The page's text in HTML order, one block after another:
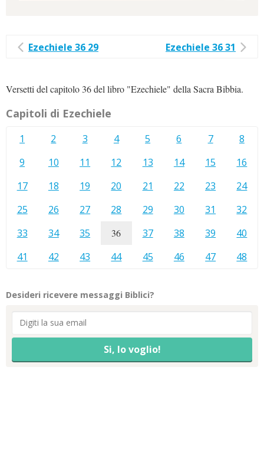
Ezechiele 36 29 Ezechiele 36 31
Versetti del capitolo 36 del libro "Ezechiele" della Sacra Bibbia.
Capitoli di Ezechiele
1 2 3 4 5 6 7
8
9
10 11 12 13 14 15
16
17
18 19 20 21 22 23
24
25
26 27 28 29 30 31
32
33
34 35 36 37 38 39
40
41
42 43 44 45 46 47 48
Desideri ricevere messaggi Biblici?